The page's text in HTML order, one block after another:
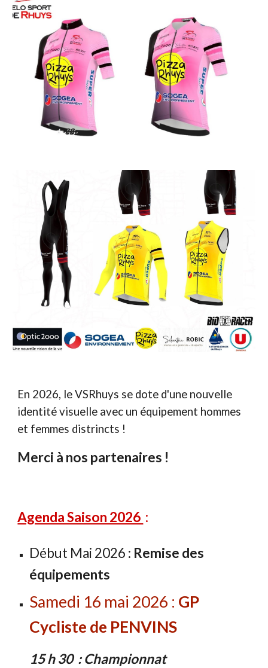
En 2026, le VSRhuys se dote d'une nouvelle
identité visuelle avec un équipement hommes
et femmes distrincts !
Merci à nos partenaires !
Agenda Saison 2026 :
Début Mai 2026 : Remise des
équipements
Samedi 16 mai 2026 : GP
Cycliste de PENVINS
15 h 30 : Championnat